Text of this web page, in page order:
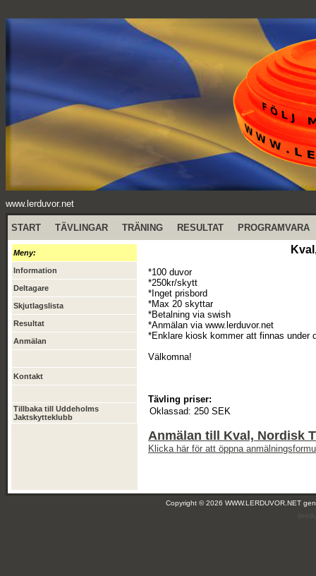
www.lerduvor.net
START TÄVLINGAR TRÄNING RESULTAT PROGRAMVARA
Meny:
Information
Deltagare
Skjutlagslista
Resultat
Anmälan
Kontakt
Tillbaka till Uddeholms
Jaktskytteklubb
*100 duvor
*250kr/skytt
*Inget prisbord
*Max 20 skyttar
*Betalning via swish
*Anmälan via www.lerduvor.net
*Enklare kiosk kommer att finnas under
Välkomna!
Tävling priser:
Oklassad: 250 SEK
Anmälan till Kval, Nordisk
Klicka här för att öppna
Copyright © 2026 WWW.LERDUVOR.NET